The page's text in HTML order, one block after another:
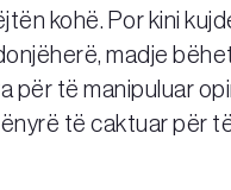
kohë. Por kini
madje
për të manipuluar
të caktuar për